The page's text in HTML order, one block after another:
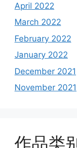
April 2022
March 2022
February 2022
January 2022
December 2021
November 2021
作品类